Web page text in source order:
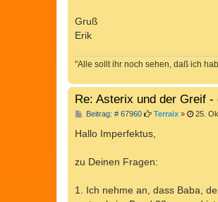
Gruß
Erik
"Alle sollt ihr noch sehen, daß ich
Re: Asterix und der Greif -
Beitrag: # 67960B
i
a
g
Terraix» 25.
Hallo Imperfektus,
zu Deinen Fragen:
1. Ich nehme an, dass Baba,